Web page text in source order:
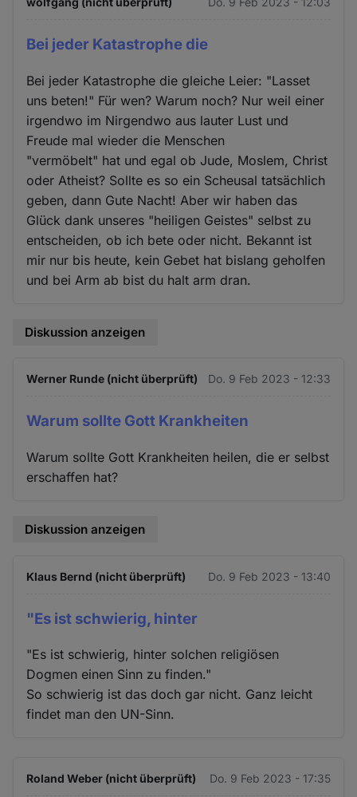
Bei jeder Katastrophe die
Bei jeder Katastrophe die gleiche Leier: "Lasset
uns beten!" Für wen? Warum noch? Nur weil einer
irgendwo im Nirgendwo aus lauter Lust und
Freude mal wieder die Menschen
"vermöbelt" hat und egal ob Jude, Moslem, Christ
oder Atheist? Sollte es so ein Scheusal tatsächlich
geben, dann Gute Nacht! Aber wir haben das
Glück dank unseres "heiligen Geistes" selbst zu
entscheiden, ob ich bete oder nicht. Bekannt ist
mir nur bis heute, kein Gebet hat bislang geholfen
und bei Arm ab bist du halt arm dran.
Diskussion anzeigen
Werner Runde (nicht überprüft) Do. 9 Feb 2023 - 12:33
Warum sollte Gott Krankheiten
Warum sollte Gott Krankheiten heilen, die er selbst
erschaffen hat?
Diskussion anzeigen
Klaus Bernd (nicht überprüft) Do. 9 Feb 2023 - 13:40
"Es ist schwierig, hinter
"Es ist schwierig, hinter solchen religiösen
Dogmen einen Sinn zu finden."
So schwierig ist das doch gar nicht. Ganz leicht
findet man den UN-Sinn.
Roland Weber (nicht überprüft) Do. 9 Feb 2023 - 17:35
Cookies